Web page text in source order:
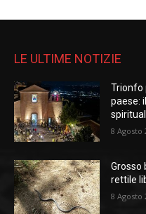
LE ULTIME NOTIZIE
Trionfo
paese:
8 Agosto
Grosso
rettile
8 Agosto